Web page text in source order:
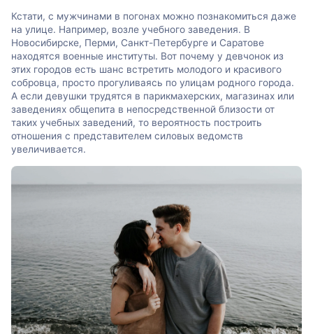
Кстати, с мужчинами в погонах можно познакомиться даже
на улице. Например, возле учебного заведения. В
Новосибирске, Перми, Санкт-Петербурге и Саратове
находятся военные институты. Вот почему у девчонок из
этих городов есть шанс встретить молодого и красивого
собровца, просто прогуливаясь по улицам родного города.
А если девушки трудятся в парикмахерских, магазинах или
заведениях общепита в непосредственной близости от
таких учебных заведений, то вероятность построить
отношения с представителем силовых ведомств
увеличивается.